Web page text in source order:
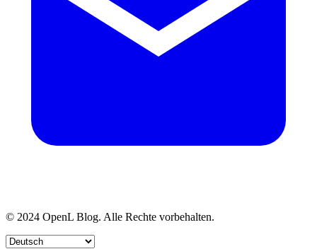
© 2024 OpenL Blog. Alle Rechte vorbehalten.